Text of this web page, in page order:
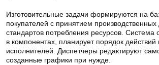
Изготовительные задачи формируются на
покупателей с принятием производственных
стандартов потребления ресурсов. Система
в компонентах, планирует порядок действий
исполнителей. Диспетчеры редактируют
созданные графики при нужде.